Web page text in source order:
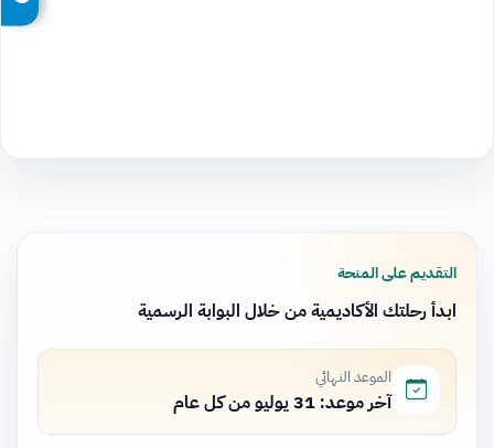
التقديم على المنحة
ابدأ رحلتك الأكاديمية من خلال البوابة الرسمية
الموعد النهائي
آخر موعد: 31 يوليو من كل عام